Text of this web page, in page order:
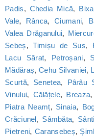
Padis, Chedia Mică,
Vale, Rânca,Ciumani,
Valea Drăganului,
Sebeș,Timișu de Sus,
Lacu Sărat, Petroșani,
Mădăraș,Cehu Silvaniei,
Scurtă, Senetea, Pârâu
Vinului, Călățele, Breaza,
Piatra Neamț, Sinaia,
Crăciunel, Sâmbăta,
Pietreni, Caransebeș,